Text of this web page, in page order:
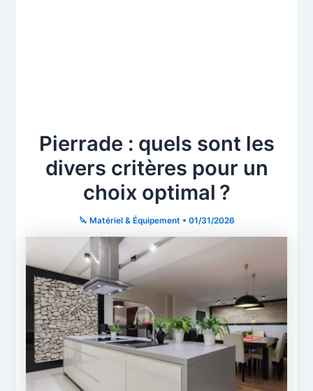
Pierrade : quels sont les
divers critères pour un
choix optimal ?
🔪 Matériel & Équipement • 01/31/2026